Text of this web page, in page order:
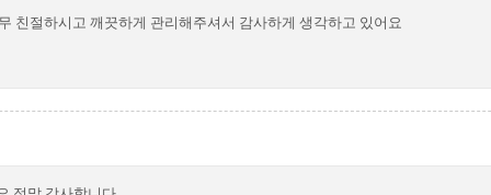
친절하시고 깨끗하게 관리해주셔서 감사하게 생각하고 있어요